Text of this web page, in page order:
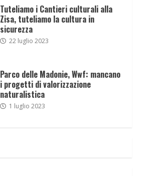
Tuteliamo i Cantieri culturali alla
Zisa, tuteliamo la cultura in
sicurezza
22 luglio 2023
Parco delle Madonie, Wwf: mancano
i progetti di valorizzazione
naturalistica
1 luglio 2023